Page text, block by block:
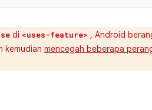
di <uses-feature> , Android
kemudian mencegah beberapa